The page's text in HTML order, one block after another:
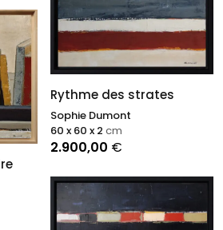
Rythme des strates
Sophie Dumont
2.900,00 €
60 x 60 x 2 cm